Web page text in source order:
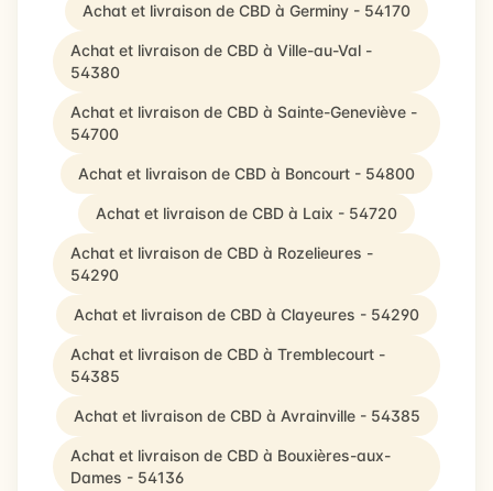
Achat et livraison de CBD à Germiny - 54170
Achat et livraison de CBD à Ville-au-Val -
54380
Achat et livraison de CBD à Sainte-Geneviève -
54700
Achat et livraison de CBD à Boncourt - 54800
Achat et livraison de CBD à Laix - 54720
Achat et livraison de CBD à Rozelieures -
54290
Achat et livraison de CBD à Clayeures - 54290
Achat et livraison de CBD à Tremblecourt -
54385
Achat et livraison de CBD à Avrainville - 54385
Achat et livraison de CBD à Bouxières-aux-
Dames - 54136